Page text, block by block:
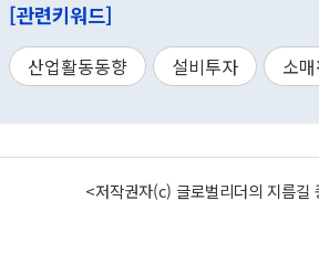
[관련키워드]
산업활동동향 설비투자 소
<저작권자(c) 글로벌리더의 지름